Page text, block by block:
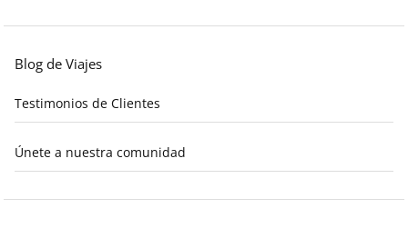
Blog de Viajes
Testimonios de Clientes
Únete a nuestra comunidad